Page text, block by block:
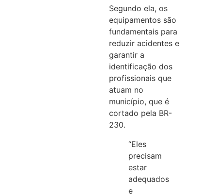
Segundo ela, os
equipamentos são
fundamentais para
reduzir acidentes e
garantir a
identificação dos
profissionais que
atuam no
município, que é
cortado pela BR-
230.
“Eles
precisam
estar
adequados
e